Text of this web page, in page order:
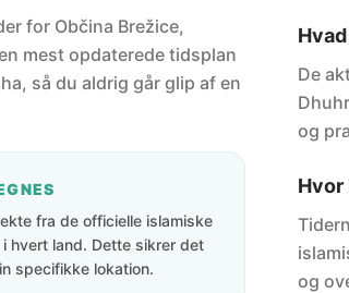
for Občina Brežice,
mest opdaterede tidsplan
så du aldrig går glip af en
fra de officielle islamiske
hvert land. Dette sikrer det
specifikke lokation.
De
og
Hvor
og